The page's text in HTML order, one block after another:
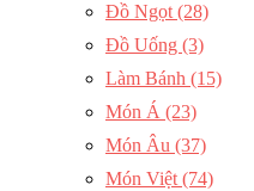
Đồ Ngọt (28)
Đồ Uống (3)
Làm Bánh (15)
Món Á (23)
Món Âu (37)
Món Việt (74)